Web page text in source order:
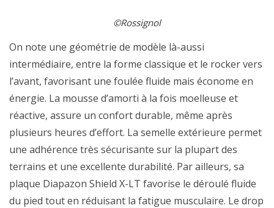
©Rossignol
On note une géométrie de modèle là-aussi
intermédiaire, entre la forme classique et le rocker vers
l’avant, favorisant une foulée fluide mais économe en
énergie. La mousse d’amorti à la fois moelleuse et
réactive, assure un confort durable, même après
plusieurs heures d’effort. La semelle extérieure permet
une adhérence très sécurisante sur la plupart des
terrains et une excellente durabilité. Par ailleurs, sa
plaque Diapazon Shield X-LT favorise le déroulé fluide
du pied tout en réduisant la fatigue musculaire. Le drop